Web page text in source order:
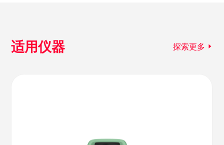
适用仪器 探索更多